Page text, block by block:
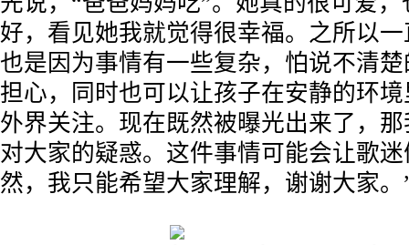
好，看见她我就觉得很幸福。之所以
也是因为事情有一些复杂，怕说不清
担心，同时也可以让孩子在安静的环
外界关注。现在既然被曝光出来了，
对大家的疑惑。这件事情可能会让歌
然，我只能希望大家理解，谢谢大家。